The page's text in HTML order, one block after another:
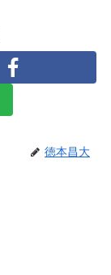
徳本昌大